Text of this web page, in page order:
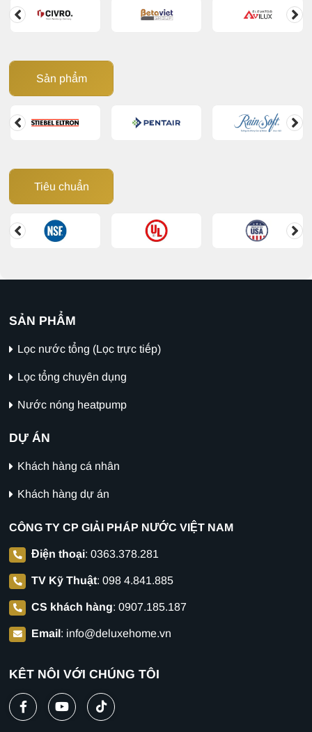
Sản phẩm
Tiêu chuẩn
CÔNG TY CP GIẢI PHÁP NƯỚC VIỆT NAM
Điện thoại: 0363.378.281
TV Kỹ Thuật: 098 4.841.885
CS khách hàng: 0907.185.187
Email: info@deluxehome.vn
SẢN PHẨM
Lọc nước tổng (Lọc trực tiếp)
Lọc tổng chuyên dụng
Nước nóng heatpump
DỰ ÁN
Khách hàng cá nhân
Khách hàng dự án
KẾT NỐI VỚI CHÚNG TÔI